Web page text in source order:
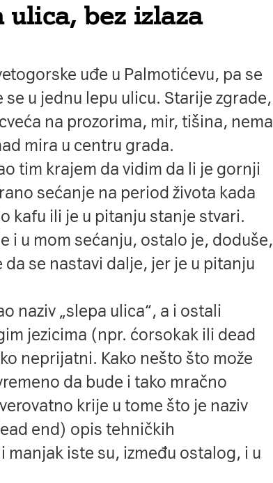
bez izlaza
uđe u Palmotićevu, pa se
se u jednu lepu ulicu. Starije zgrade,
na prozorima, mir, tišina, nema
mira u centru grada.
tim krajem da vidim da li je gornji
sećanje na period života kada
kafu ili je u pitanju stanje stvari.
i u mom sećanju, ostalo je, doduše,
da se nastavi dalje, jer je u pitanju
naziv „slepa ulica“, a i ostali
jezicima (npr. ćorsokak ili dead
neprijatni. Kako nešto što može
da bude i tako mračno
krije u tome što je naziv
end) opis tehničkih
manjak iste su, između ostalog, i u